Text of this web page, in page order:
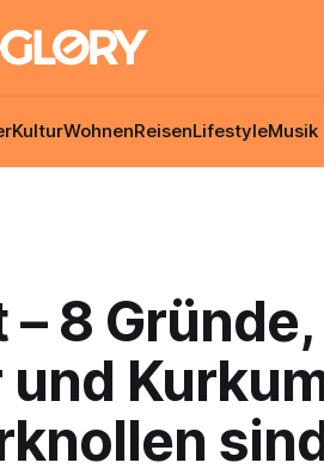
KulturWohnenReisenLifestyleMusik
8 Gründe,